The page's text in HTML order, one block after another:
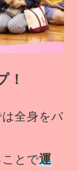
！
全身をバ
とで運